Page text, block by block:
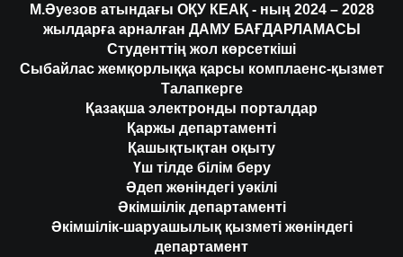
М.Әуезов атындағы ОҚУ КЕАҚ - ның 2024 – 2028
жылдарға арналған ДАМУ БАҒДАРЛАМАСЫ
Студенттің жол көрсеткіші
Сыбайлас жемқорлыққа қарсы комплаенс-қызмет
Талапкерге
Қазақша электронды порталдар
Қаржы департаменті
Қашықтықтан оқыту
Үш тілде білім беру
Әдеп жөніндегі уәкілі
Әкімшілік департаменті
Әкімшілік-шаруашылық қызметі жөніндегі
департамент